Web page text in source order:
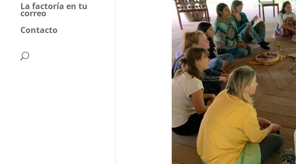
La factoría en tu
correo
Contacto